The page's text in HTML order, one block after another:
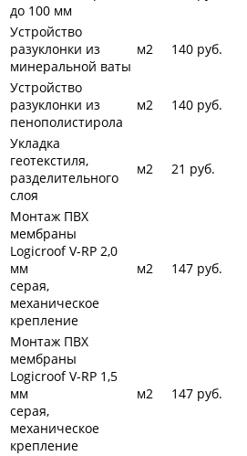
до 100 мм
Устройство
разуклонки из
минеральной ваты
м2 140 руб.
Устройство
разуклонки из
пенополистирола
м2 140 руб.
Укладка
геотекстиля,
разделительного
слоя
м2 21 руб.
Монтаж ПВХ
мембраны
Logicroof V-RP 2,0
мм
серая,
механическое
крепление
м2 147 руб.
Монтаж ПВХ
мембраны
Logicroof V-RP 1,5
мм
серая,
механическое
крепление
м2 147 руб.